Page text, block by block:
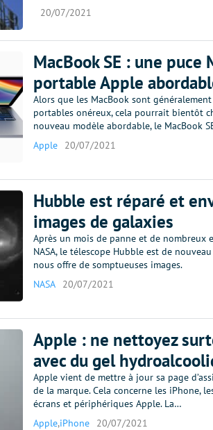
20/07/2021
MacBook SE : une puce
portable Apple
Alors que les MacBook sont
portables onéreux, cela pourrait bientôt
nouveau modèle abordable, le MacBook
Apple
20/07/2021
Hubble est réparé et
images de galaxies
Après un mois de panne et de nombreux
NASA, le télescope Hubble est de
nous offre de somptueuses images.
NASA
20/07/2021
Apple : ne nettoyez
avec du gel
Apple vient de mettre à jour sa page
de la marque. Cela concerne les iPhone,
écrans et périphériques Apple. La…
Apple,iPhone 20/07/2021